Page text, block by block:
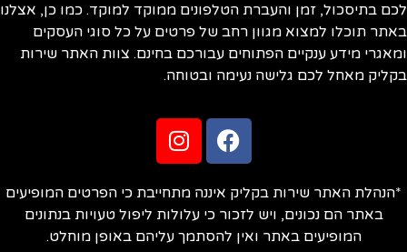
בתיסכול, זמן והעברת הטלפונים ממוקד למוקד. כמו כן, אצלנו
תוכלו למצוא מגוון רחב של פרטים על כל סוגי העסקים
מידע ענקיים הפתוחים עבורכם בחינם. צוות האתר שירות
מאחל לכם גלישה נעימה ובטוחה.
האתר שירות בקליק איננה מתחייבת כי הפרטים המופיעים
באתר הם נכונים, ויש לזכור כי עלולות ליפול טעויות בנתונים
המופיעים באתר ואין להסתמך עליהם באופן מוחלט.